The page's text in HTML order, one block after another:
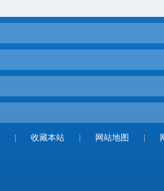
收藏本站 网站地图